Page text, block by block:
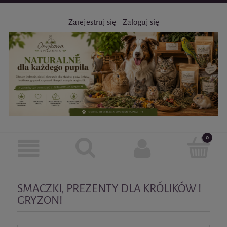
Zarejestruj się Zaloguj się
SMACZKI, PREZENTY DLA KRÓLIKÓW I
GRYZONI